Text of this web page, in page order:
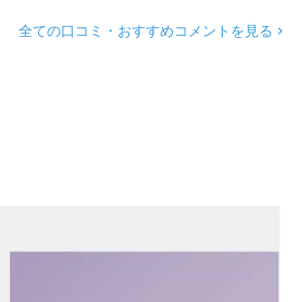
全ての口コミ・おすすめコメントを見る